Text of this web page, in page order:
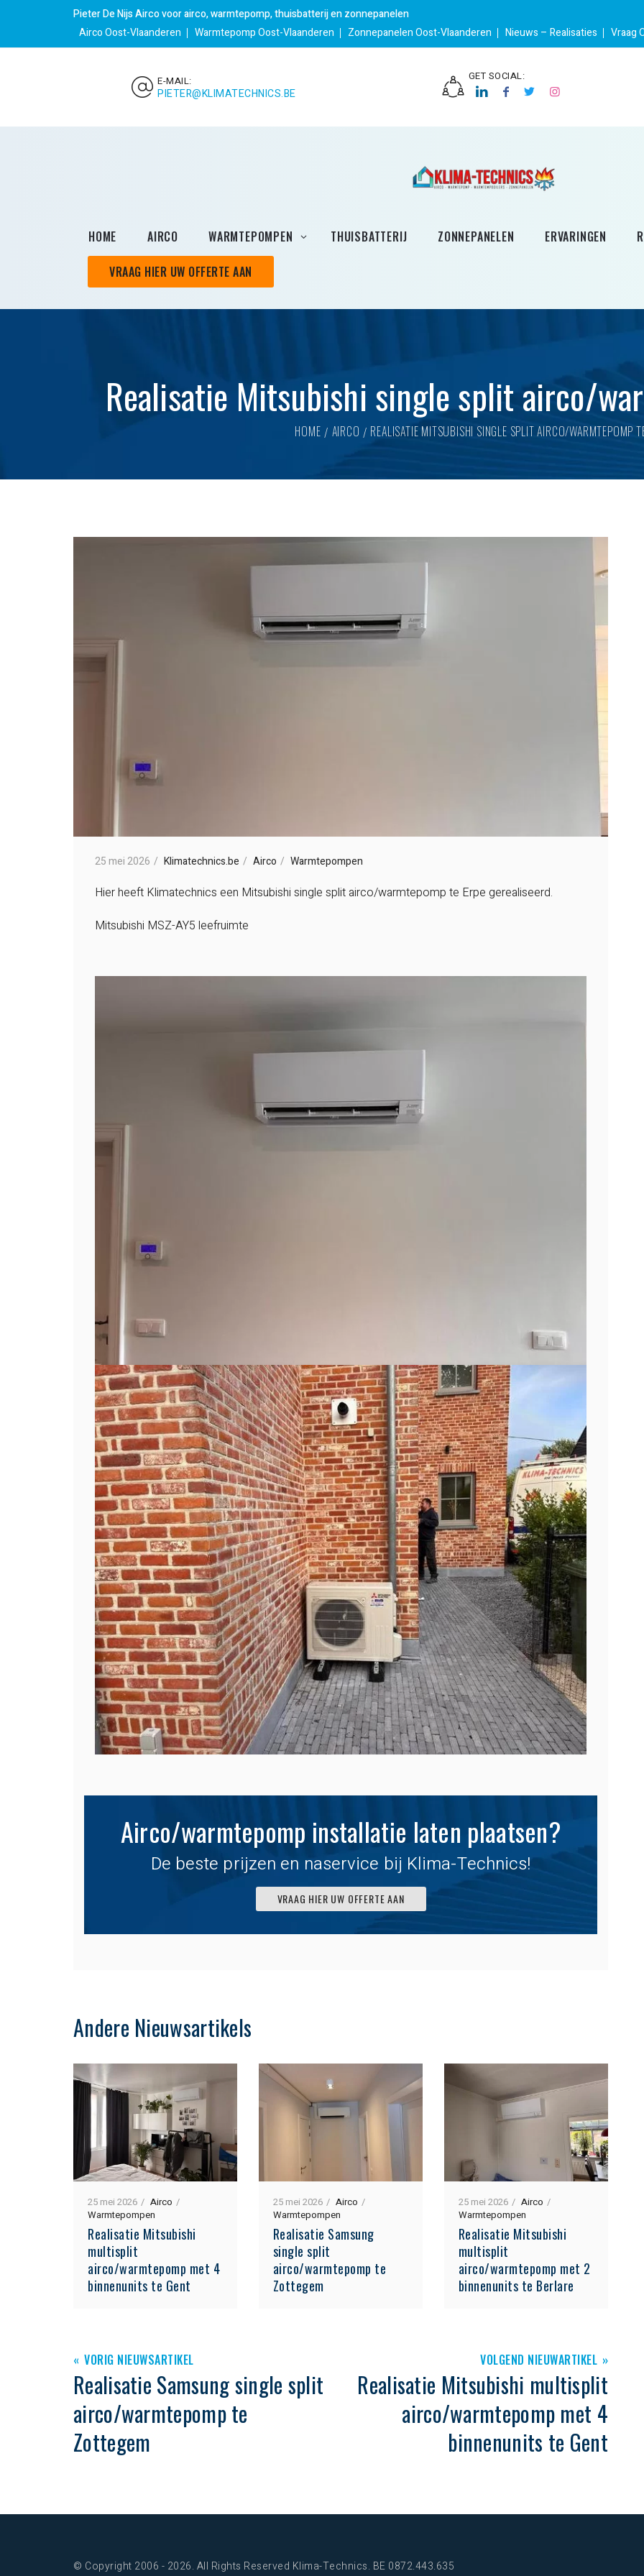
Pieter De Nijs Airco voor airco, warmtepomp, thuisbatterij en zonnepanelen
Airco Oost-Vlaanderen
Warmtepomp Oost-Vlaanderen Zonnepanelen Oost-Vlaanderen Nieuws – Realisaties Vraag
E-MAIL:
PIETER@KLIMATECHNICS.BE
GET SOCIAL:
HOME AIRCO WARMTEPOMPEN THUISBATTERIJ ZONNEPANELEN ERVARINGEN
VRAAG HIER UW OFFERTE AAN
Realisatie Mitsubishi single split airco/
HOME AIRCO REALISATIE MITSUBISHI SINGLE SPLIT AIRCO/WARMTEPOMP
25 mei 2026 Klimatechnics.be Airco Warmtepompen
Hier heeft Klimatechnics een Mitsubishi single split airco/warmtepomp te Erpe gerealiseerd.
Mitsubishi MSZ-AY5 leefruimte
Airco/warmtepomp installatie laten plaatsen?
De beste prijzen en naservice bij Klima-Technics!
VRAAG HIER UW OFFERTE AAN
Andere Nieuwsartikels
25 mei 2026
Airco
Warmtepompen
Realisatie Mitsubishi
multisplit
airco/warmtepomp met 4
binnenunits te Gent
25 mei 2026
Airco
Warmtepompen
Realisatie Samsung
single split
airco/warmtepomp te
Zottegem
25 mei 2026
Airco
Warmtepompen
Realisatie Mitsubishi
multisplit
airco/warmtepomp met 2
binnenunits te Berlare
VORIG NIEUWSARTIKEL
Realisatie Samsung single split
airco/warmtepomp te
Zottegem
VOLGEND NIEUWARTIKEL
Realisatie Mitsubishi multisplit
airco/warmtepomp met 4
binnenunits te Gent
Prima service bij het
huren van de
koelwagen voor een
kaas- en wijnavond!
Zeer ruim, netjes en
snel koel, aan een
interessant tarief…
Bedankt Pieter.
ELS, PIETER, TINE & MARIE UIT LEDE
Ik heb 2 airco’s laten
plaatsen van
Samsung. De
gemaakte afspraken
werden nagekomen,
vriendelijke
werklieden en nette
plaatsing.
CHRISTOPHE UIT LIEDEKERKE
Professionele
kwaliteit, vanaf
finale
E. VERVONDEL
© Copyright 2006 - 2026. All Rights Reserved Klima-Technics. BE 0872.443.635